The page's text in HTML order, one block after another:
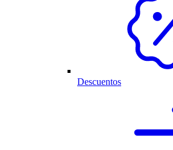
Descuentos